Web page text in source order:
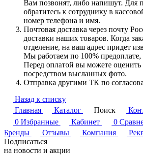
Вам позвонят, либо напишут. Для
обратитесь к сотруднику в
номер телефона и имя.
Почтовая доставка через почту
доставки наших товаров. Когда
отделение, на ваш адрес придет
Мы работаем по 100% предоплате,
Перед оплатой вы можете оценить
посредством высланных фото.
Отправка другими ТК по
Назад к списку
Главная
Каталог Поиск
0 Избранные Кабинет 0
Бренды
Отзывы Компания
Подписаться
на новости и акции